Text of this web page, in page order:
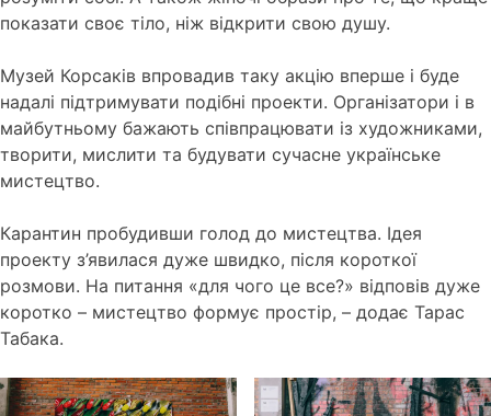
показати своє тіло, ніж відкрити свою душу.
Музей Корсаків впровадив таку акцію вперше і буде
надалі підтримувати подібні проекти. Організатори і в
майбутньому бажають співпрацювати із художниками,
творити, мислити та будувати сучасне українське
мистецтво.
Карантин пробудивши голод до мистецтва. Ідея
проекту з’явилася дуже швидко, після короткої
розмови. На питання «для чого це все?» відповів дуже
коротко – мистецтво формує простір, – додає Тарас
Табака.